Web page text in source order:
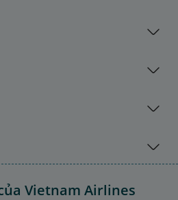
Vietnam Airlines